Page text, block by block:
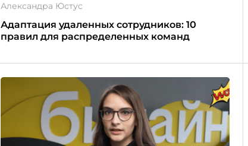
Александра Юстус
Адаптация удаленных сотрудников: 10
правил для распределенных команд